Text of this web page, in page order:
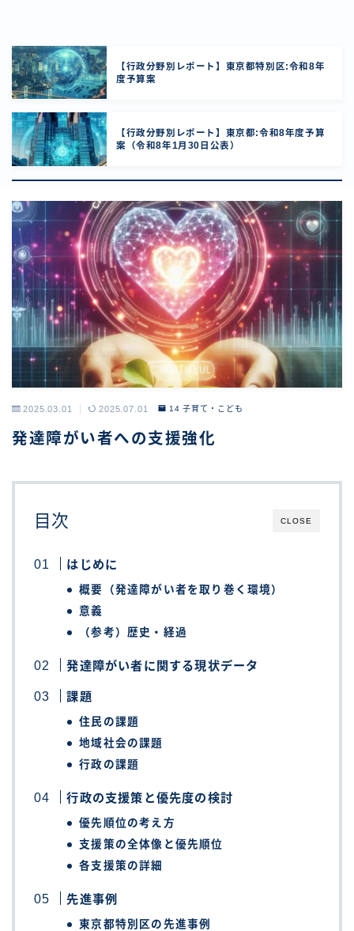
【行政分野別レポート】東京都特別区:令和8年
度予算案
【行政分野別レポート】東京都:令和8年度予算
案（令和8年1月30日公表）
2025.03.01 2025.07.01 14 子育て・こども
発達障がい者への支援強化
CLOSE
目次
はじめに
概要（発達障がい者を取り巻く環境）
意義
（参考）歴史・経過
発達障がい者に関する現状データ
課題
住民の課題
地域社会の課題
行政の課題
行政の支援策と優先度の検討
優先順位の考え方
支援策の全体像と優先順位
各支援策の詳細
先進事例
東京都特別区の先進事例